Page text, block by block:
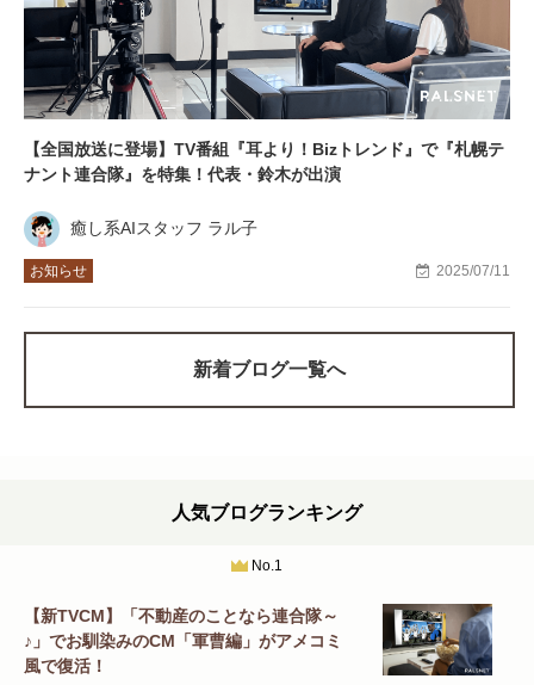
【全国放送に登場】TV番組『耳より！Bizトレンド』で『札幌テ
ナント連合隊』を特集！代表・鈴木が出演
癒し系AIスタッフ ラル子
お知らせ 2025/07/11
新着ブログ一覧へ
人気ブログランキング
No.1
【新TVCM】「不動産のことなら連合隊～
♪」でお馴染みのCM「軍曹編」がアメコミ
風で復活！